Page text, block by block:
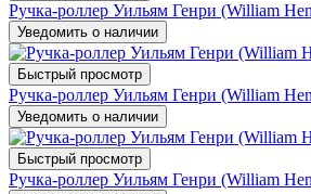
Ручка-роллер Уильям Генри (William
Уведомить о наличии
Быстрый просмотр
Ручка-роллер Уильям Генри (William
Уведомить о наличии
Быстрый просмотр
Ручка-роллер Уильям Генри (William